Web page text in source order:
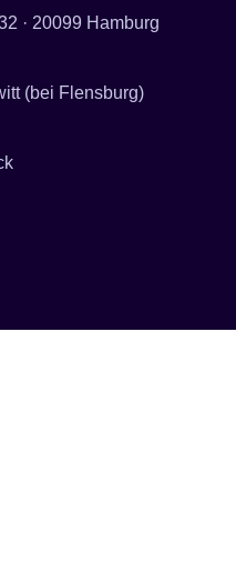
· 20099 Hamburg
(bei Flensburg)